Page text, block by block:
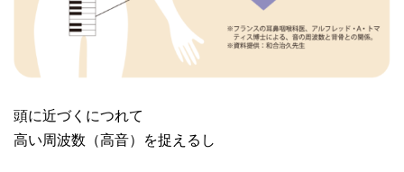
頭に近づくにつれて
高い周波数（高音）を捉えるし